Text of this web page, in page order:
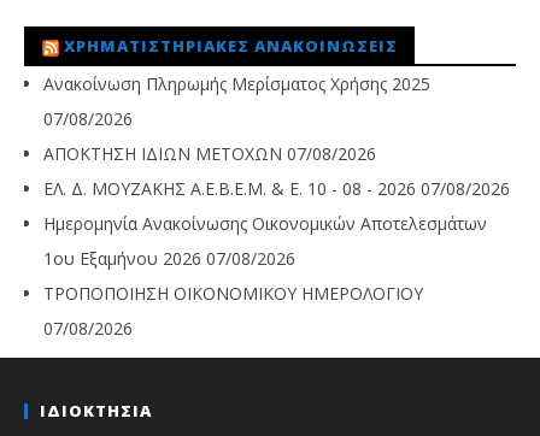
ΧΡΗΜΑΤΙΣΤΗΡΙΑΚΈΣ ΑΝΑΚΟΙΝΏΣΕΙΣ
Ανακοίνωση Πληρωμής Μερίσματος Χρήσης 2025
07/08/2026
ΑΠΟΚΤΗΣΗ ΙΔΙΩΝ ΜΕΤΟΧΩΝ 07/08/2026
ΕΛ. Δ. ΜΟΥΖΑΚΗΣ Α.Ε.Β.Ε.Μ. & Ε. 10 - 08 - 2026 07/08/2026
Ημερομηνία Ανακοίνωσης Οικονομικών Αποτελεσμάτων
1ου Εξαμήνου 2026 07/08/2026
ΤΡΟΠΟΠΟΙΗΣΗ ΟΙΚΟΝΟΜΙΚΟΥ ΗΜΕΡΟΛΟΓΙΟΥ
07/08/2026
ΙΔΙΟΚΤΗΣΙΑ